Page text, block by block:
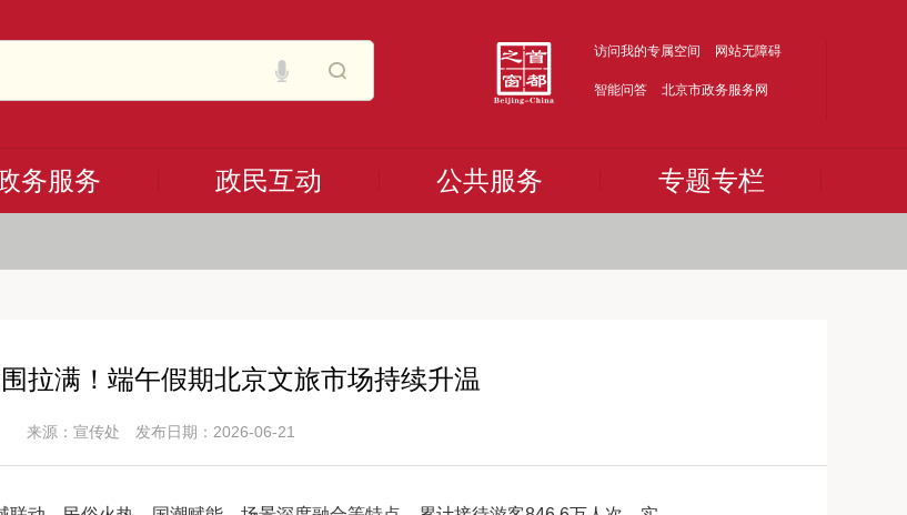
访问我的专属空间 网站无障碍
智能问答 北京市政务服务网
务服务 政民互动 公共服务 专题专栏
拉满！端午假期北京文旅市场持续升温
来源：宣传处 发布日期：2026-06-21